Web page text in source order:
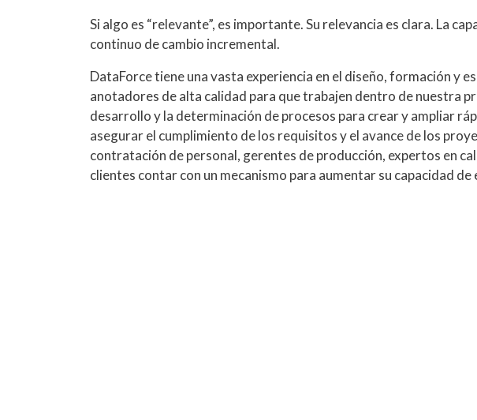
Si algo es “relevante”, es importante. Su relevancia es clara. La
continuo de cambio incremental.
DataForce tiene una vasta experiencia en el diseño, formación y
anotadores de alta calidad para que trabajen dentro de nuestra
desarrollo y la determinación de procesos para crear y ampliar
asegurar el cumplimiento de los requisitos y el avance de los
contratación de personal, gerentes de producción, expertos en
clientes contar con un mecanismo para aumentar su capacidad